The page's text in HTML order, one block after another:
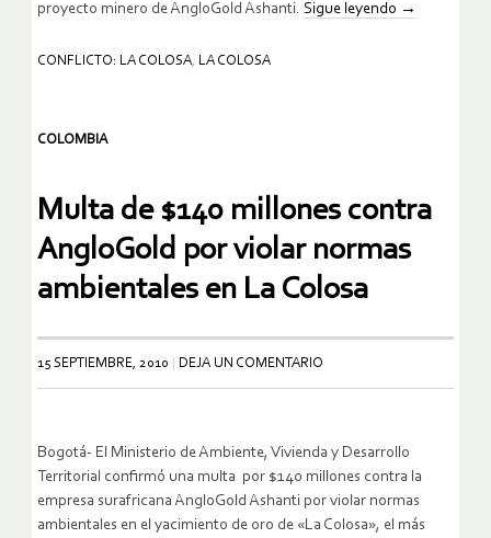
proyecto minero de AngloGold Ashanti. Sigue leyendo →
CONFLICTO: LA COLOSA, LA COLOSA
COLOMBIA
Multa de $140 millones contra
AngloGold por violar normas
ambientales en La Colosa
15 SEPTIEMBRE, 2010 DEJA UN COMENTARIO
Bogotá- El Ministerio de Ambiente, Vivienda y Desarrollo
Territorial confirmó una multa por $140 millones contra la
empresa surafricana AngloGold Ashanti por violar normas
ambientales en el yacimiento de oro de «La Colosa», el más